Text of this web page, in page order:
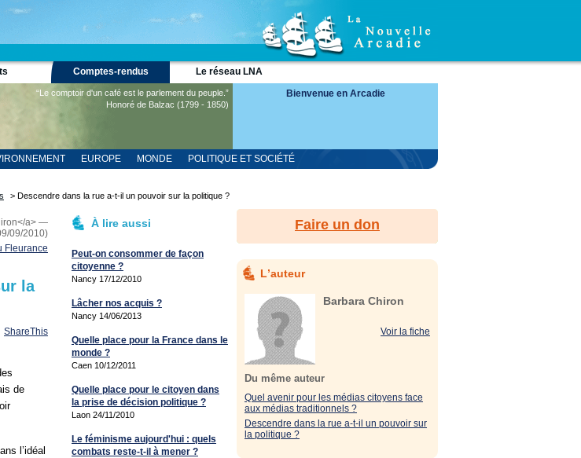
Comptes-rendus Le réseau LNA
“Le comptoir d'un café est le parlement du peuple.”
Honoré de Balzac (1799 - 1850)
Bienvenue en Arcadie
EUROPE MONDE
POLITIQUE ET SOCIÉTÉ
> Descendre dans la rue a-t-il un pouvoir sur la politique ?
a> —
09/2010)
Fleurance
la
ShareThis
de
l’idéal
À lire aussi
Peut-on consommer de façon
citoyenne ?
Nancy 17/12/2010
Lâcher nos acquis ?
Nancy 14/06/2013
Quelle place pour la France dans le
monde ?
Caen 10/12/2011
Quelle place pour le citoyen dans
la prise de décision politique ?
Laon 24/11/2010
Le féminisme aujourd'hui : quels
combats reste-t-il à mener ?
Faire un don
Lʼauteur
Barbara Chiron
Voir la fiche
Du même auteur
Quel avenir pour les médias citoyens face
aux médias traditionnels ?
Descendre dans la rue a-t-il un pouvoir sur
la politique ?